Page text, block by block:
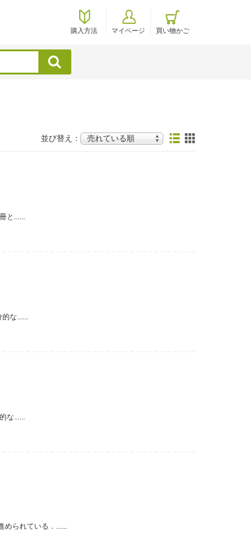
購入方法 マイページ 買い物かご
検索
並び替え：
と......
な......
な......
められている．......